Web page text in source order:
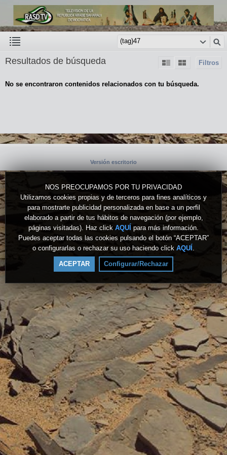
NOS PREOCUPAMOS POR TU PRIVACIDAD
Utilizamos cookies propias y de terceros para fines analíticos y
para mostrarte publicidad personalizada en base a un perfil
elaborado a partir de tus hábitos de navegación (por ejemplo,
páginas visitadas). Haz click AQUÍ para más información.
Puedes aceptar todas las cookies pulsando el botón “ACEPTAR”
o configurarlas o rechazar su uso haciendo click AQUÍ .
ACEPTAR Configurar/Rechazar
Filtros
Resultados de búsqueda
No se encontraron contenidos relacionados con tu búsqueda.
Versión escritorio